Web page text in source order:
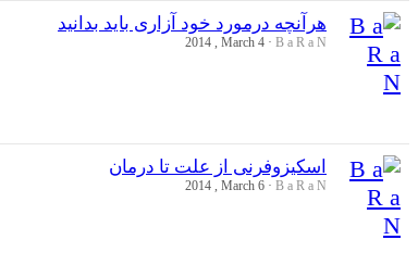
هرآنچه درمورد خود آزاری باید بدانید
B a R a N
2014 , March 4
اسکیزوفرنی از علت تا درمان
B a R a N
2014 , March 6